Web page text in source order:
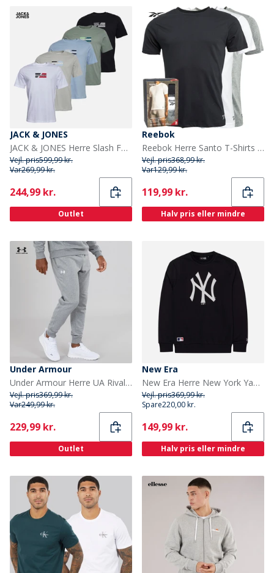
JACK & JONES
JACK & JONES Herre Slash Fem Pak T-shirts Bright White/Sort/Cashmere Blue/Iceberg Green/Glacier Grey
Vejl. pris599,99 kr.
Var269,99 kr.
Current
244,99 kr.
Outlet
Reebok
Reebok Herre Santo T-Shirts 3-pak Sort/Grå Melange/Hvid
Vejl. pris368,99 kr.
Var129,99 kr.
Current
119,99 kr.
Halv pris eller mindre
Under Armour
Under Armour Herre UA Rival Fleece Joggingbukser Castlerock Lys Heather/Hvid
Vejl. pris369,99 kr.
Var249,99 kr.
Current
229,99 kr.
Outlet
New Era
New Era Herre New York Yankees Svedtrøje Navy/Hvid Nvywhi
Vejl. pris369,99 kr.
Spare220,00 kr.
Current
149,99 kr.
Halv pris eller mindre